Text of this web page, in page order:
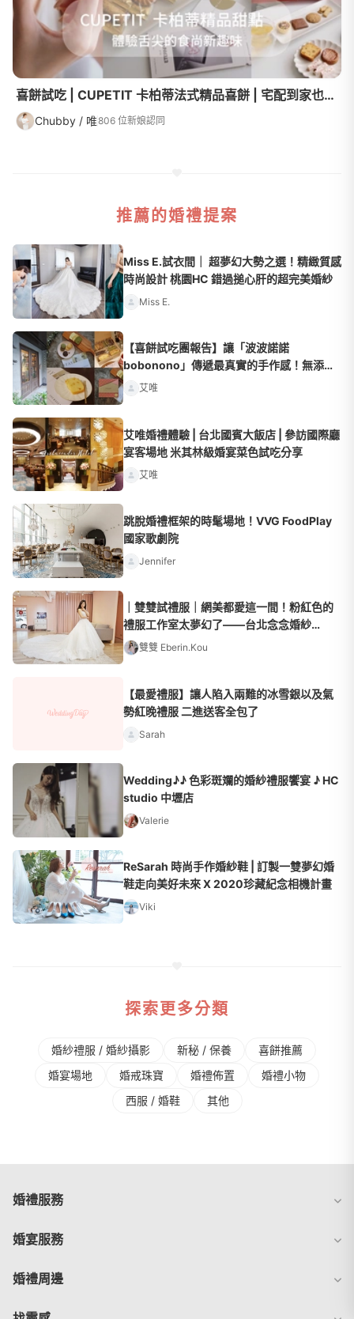
喜餅試吃 | CUPETIT 卡柏蒂法式精品喜餅 | 宅配到家也嚐得到的精緻風味，你的特別值得更豐富的舌尖體驗！
Chubby / 唯806 位新娘認同
推薦的婚禮提案
Miss E.試衣間｜ 超夢幻大勢之選！精緻質感
時尚設計 桃園HC 錯過搥心肝的超完美婚紗
Miss E.
【喜餅試吃團報告】讓「波波諾諾
bobonono」傳遞最真實的手作感！無添加
的自然主義喜餅 讓人一吃就上癮
艾唯
艾唯婚禮體驗 | 台北國賓大飯店 | 參訪國際廳
宴客場地 米其林級婚宴菜色試吃分享
艾唯
跳脫婚禮框架的時髦場地！VVG FoodPlay
國家歌劇院
Jennifer
｜雙雙試禮服｜網美都愛這一間！粉紅色的
禮服工作室太夢幻了——台北念念婚紗
MissUWedding
雙雙 Eberin.Kou
【最愛禮服】讓人陷入兩難的冰雪銀以及氣
勢紅晚禮服 二進送客全包了
Sarah
Wedding♪♪ 色彩斑斕的婚紗禮服饗宴 ♪ HC
studio 中壢店
Valerie
ReSarah 時尚手作婚紗鞋 | 訂製一雙夢幻婚
鞋走向美好未來 X 2020珍藏紀念相機計畫
Viki
探索更多分類
婚紗禮服 / 婚紗攝影 新秘 / 保養
喜餅推薦
婚宴場地
婚戒珠寶 婚禮佈置
婚禮⼩物
⻄服 / 婚鞋
其他
婚禮服務
婚宴服務
婚禮周邊